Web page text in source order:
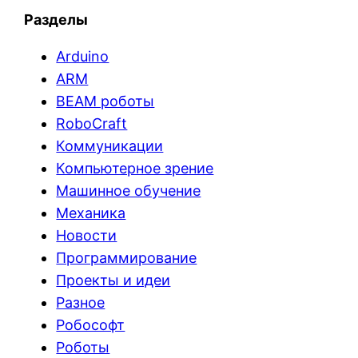
Разделы
Arduino
ARM
BEAM роботы
RoboCraft
Коммуникации
Компьютерное зрение
Машинное обучение
Механика
Новости
Программирование
Проекты и идеи
Разное
Робософт
Роботы